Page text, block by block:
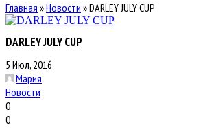
Главная »Новости »DARLEY JULY CUP
DARLEY JULY CUP
5 Июл, 2016
Мария
Новости
0
0